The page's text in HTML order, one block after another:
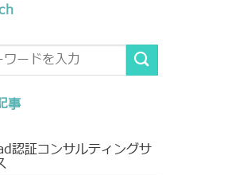
事
認証コンサルティングサ